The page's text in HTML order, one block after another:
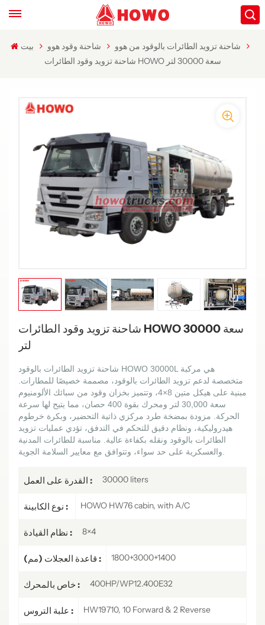
بيت شاحنة وقود هوو
شاحنة تزويد الطائرات بالوقود من هوو
شاحنة تزويد وقود الطائرات HOWO سعة 30000 لتر
شاحنة تزويد وقود الطائرات HOWO سعة 30000
لتر
شاحنة تزويد الطائرات بالوقود HOWO 30000L هي مركبة
متخصصة لدعم تزويد الطائرات بالوقود، مصممة خصيصًا للمطارات.
مبنية على هيكل متين 8×4، وتتميز بخزان وقود من سبائك الألومنيوم
سعة 30,000 لتر ومحرك بقوة 400 حصان، مما يتيح لها سرعة
الحركة. مزودة بمضخة طرد مركزي ذاتية التحضير، وبكرة خرطوم
هيدروليكية، ونظام دقيق للتحكم في التدفق، تؤدي عمليات تزويد
الطائرات بالوقود ونقله بكفاءة عالية. مناسبة للطائرات المدنية
القدرة على العمل : 30000 liters
نوع الكابينة : HOWO HW76 cabin, with A/C
نظام القيادة : 8×4
قاعدة العجلات (مم) : 1800+3000+1400
خاص بالمحرك : 400HP/WP12.400E32
علبة التروس : HW19710, 10 Forward & 2 Reverse